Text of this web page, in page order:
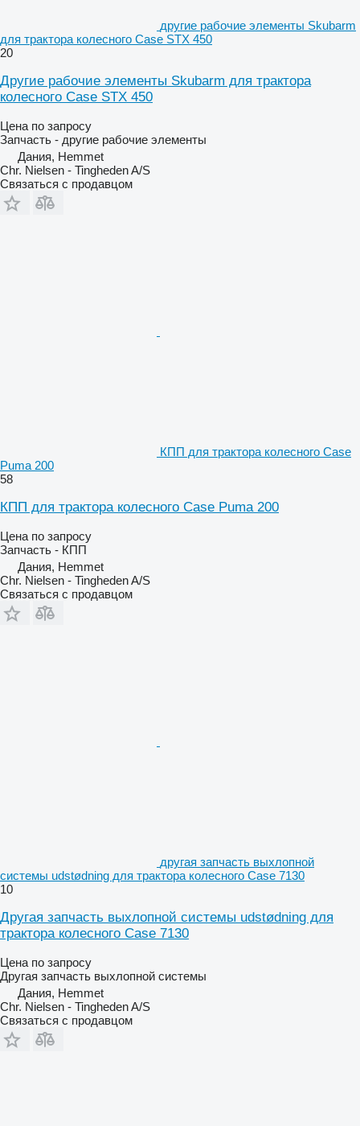
другие рабочие элементы Skubarm
для трактора колесного Case STX 450
20
Другие рабочие элементы Skubarm для трактора
колесного Case STX 450
Цена по запросу
Запчасть - другие рабочие элементы
Дания, Hemmet
Chr. Nielsen - Tingheden A/S
Связаться с продавцом
КПП для трактора колесного Case
Puma 200
58
КПП для трактора колесного Case Puma 200
Цена по запросу
Запчасть - КПП
Дания, Hemmet
Chr. Nielsen - Tingheden A/S
Связаться с продавцом
другая запчасть выхлопной
системы udstødning для трактора колесного Case 7130
10
Другая запчасть выхлопной системы udstødning для
трактора колесного Case 7130
Цена по запросу
Другая запчасть выхлопной системы
Дания, Hemmet
Chr. Nielsen - Tingheden A/S
Связаться с продавцом